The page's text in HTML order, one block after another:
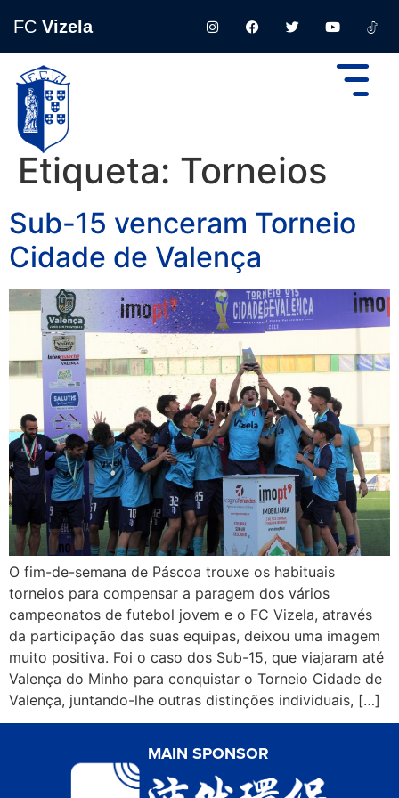
FC Vizela
Etiqueta: Torneios
Sub-15 venceram Torneio
Cidade de Valença
O fim-de-semana de Páscoa trouxe os habituais
torneios para compensar a paragem dos vários
campeonatos de futebol jovem e o FC Vizela, através
da participação das suas equipas, deixou uma imagem
muito positiva. Foi o caso dos Sub-15, que viajaram até
Valença do Minho para conquistar o Torneio Cidade de
Valença, juntando-lhe outras distinções individuais, […]
MAIN SPONSOR